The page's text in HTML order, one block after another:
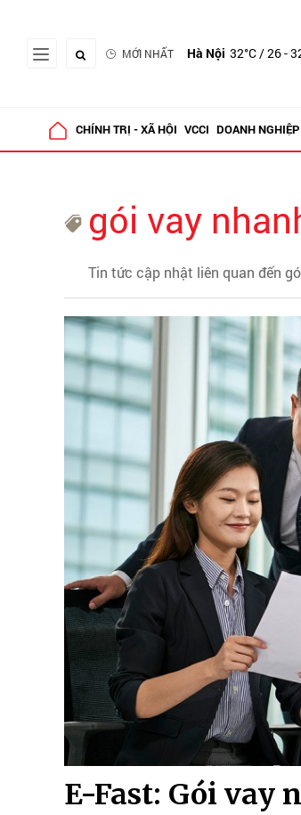
MỚI NHẤT Hà Nội 32°C/ 26 -
CHÍNH TRỊ - XÃ HỘI VCCI DOANH NGHIỆP
gói vay
Tin tức cập nhật liên quan đến
E-Fast: Gói vay